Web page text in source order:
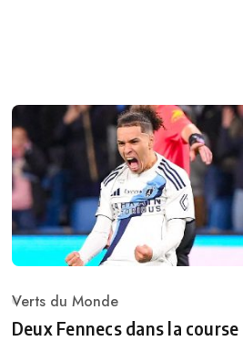
Category
Verts du Monde
Deux Fennecs dans la course